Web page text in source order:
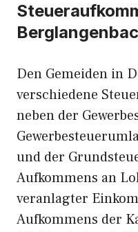
Den Gemeiden in
verschiedene
neben der
und der
Aufkommens an
veranlagter
Aufkommens der